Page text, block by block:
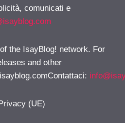
comunicati e
the IsayBlog! network. For
and other
:
(UE)